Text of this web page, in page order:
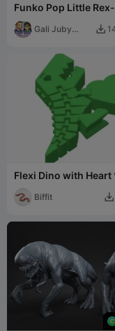
Funko Pop Little
Story
Gali Juby

Flexi Dino with
Biffit 